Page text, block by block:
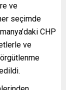
ve
seçimde
CHP
ve